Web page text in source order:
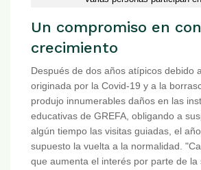
Un compromiso en
crecimiento
Después de dos años atípicos debido
originada por la Covid-19 y a la
produjo innumerables daños en las
educativas de GREFA, obligando a
algún tiempo las visitas guiadas, el
supuesto la vuelta a la normalidad.
que aumenta el interés por parte de la